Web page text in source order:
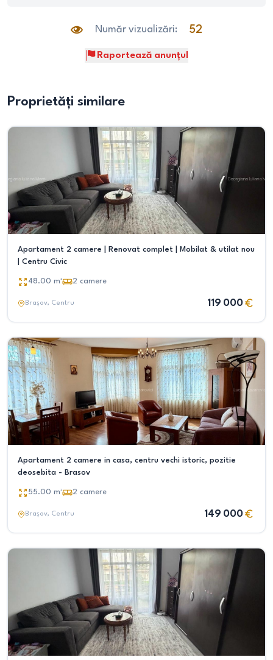
Număr vizualizări: 52
Raportează anunțul
Proprietăți similare
Apartament 2 camere | Renovat complet | Mobilat & utilat nou
| Centru Civic
48.00 m² 2 camere
Brașov, Centru 119 000
Apartament 2 camere in casa, centru vechi istoric, pozitie
deosebita - Brasov
55.00 m² 2 camere
Brașov, Centru 149 000